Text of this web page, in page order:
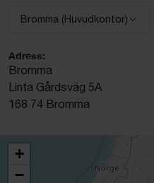
Välj anläggning:
Bromma (Huvudkontor)
Adress:
Bromma
Linta Gårdsväg 5A
168 74 Bromma
+
−